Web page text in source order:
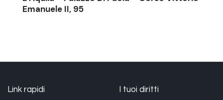
Emanuele II, 95
Link rapidi I tuoi diritti